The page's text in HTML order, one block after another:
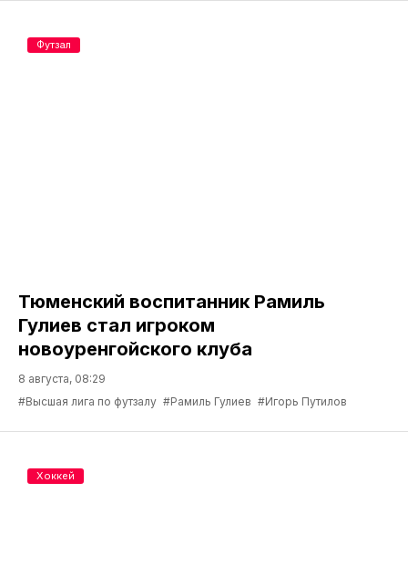
Тюменский воспитанник Рамиль
Гулиев стал игроком
новоуренгойского клуба
8 августа, 08:29
#Высшая лига по футзалу #Рамиль Гулиев #Игорь Путилов
Футзал
Хоккей